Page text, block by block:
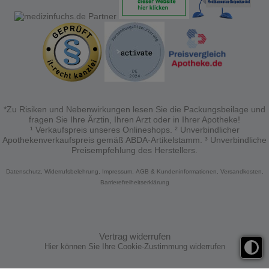
*Zu Risiken und Nebenwirkungen lesen Sie die Packungsbeilage und
fragen Sie Ihre Ärztin, Ihren Arzt oder in Ihrer Apotheke!
¹ Verkaufspreis unseres Onlineshops. ² Unverbindlicher
Apothekenverkaufspreis gemäß ABDA-Artikelstamm. ³ Unverbindliche
Preisempfehlung des Herstellers.
Datenschutz, Widerrufsbelehrung, Impressum, AGB & Kundeninformationen,
Versandkosten,
Barrierefreiheitserklärung
Vertrag widerrufen
Hier können Sie Ihre Cookie-Zustimmung widerrufen